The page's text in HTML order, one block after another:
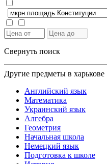
Свернуть поиск
Другие предметы в харькове
Английский язык
Математика
Украинский язык
Алгебра
Геометрия
Начальная школа
Немецкий язык
Подготовка к школе